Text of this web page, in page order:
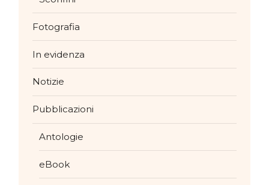
Fotografia
In evidenza
Notizie
Pubblicazioni
Antologie
eBook